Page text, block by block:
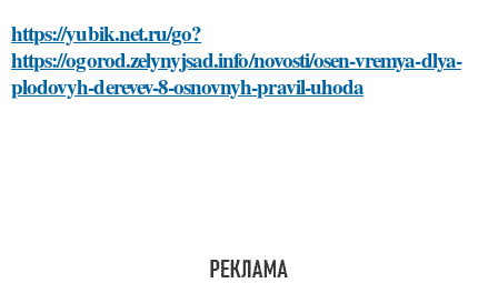
https://yubik.net.ru/go?
https://ogorod.zelynyjsad.info/novosti/osen-vremya-dlya-
plodovyh-derevev-8-osnovnyh-pravil-uhoda